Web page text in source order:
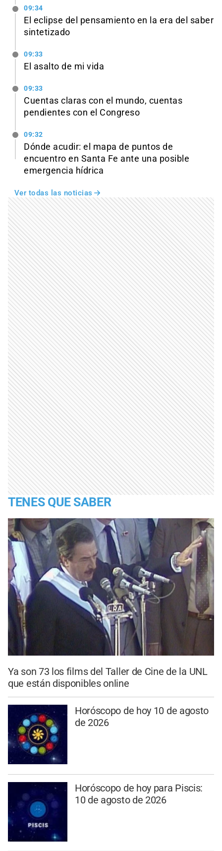
09:34
El eclipse del pensamiento en la era del saber
sintetizado
09:33
El asalto de mi vida
09:33
Cuentas claras con el mundo, cuentas
pendientes con el Congreso
09:32
Dónde acudir: el mapa de puntos de
encuentro en Santa Fe ante una posible
emergencia hídrica
Ver todas las noticias
TENES QUE SABER
Ya son 73 los films del Taller de Cine de la UNL
que están disponibles online
Horóscopo de hoy 10 de agosto
de 2026
Horóscopo de hoy para Piscis:
10 de agosto de 2026